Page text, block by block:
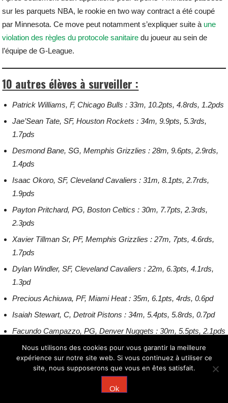
sur les parquets NBA, le rookie en two way contract a été coupé
par Minnesota. Ce move peut notamment s’expliquer suite à une
violation des règles du protocole sanitaire du joueur au sein de
l’équipe de G-League.
10 autres élèves à surveiller :
Patrick Williams, F, Chicago Bulls : 33m, 10.2pts, 4.8rds, 1.2pds
Jae’Sean Tate, SF, Houston Rockets : 34m, 9.9pts, 5.3rds,
1.7pds
Desmond Bane, SG, Memphis Grizzlies : 28m, 9.6pts, 2.9rds,
1.4pds
Isaac Okoro, SF, Cleveland Cavaliers : 31m, 8.1pts, 2.7rds,
1.9pds
Payton Pritchard, PG, Boston Celtics : 30m, 7.7pts, 2.3rds,
2.3pds
Xavier Tillman Sr, PF, Memphis Grizzlies : 27m, 7pts, 4.6rds,
1.7pds
Dylan Windler, SF, Cleveland Cavaliers : 22m, 6.3pts, 4.1rds,
1.3pd
Precious Achiuwa, PF, Miami Heat : 35m, 6.1pts, 4rds, 0.6pd
Isaiah Stewart, C, Detroit Pistons : 34m, 5.4pts, 5.8rds, 0.7pd
Facundo Campazzo, PG, Denver Nuggets : 30m, 5.5pts, 2.1pds
Post
navigation
Les « Bad Busts » De Detroit Le Carnet Des Rookies 6.0: Cette Classe Veut Rentrer Dans L’histoire
Nous utilisons des cookies pour vous garantir la meilleure
expérience sur notre site web. Si vous continuez à utiliser ce
site, nous supposerons que vous en êtes satisfait.
Ok